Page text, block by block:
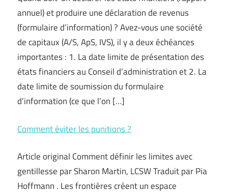
annuel) et produire une déclaration de revenus
(formulaire d’information) ? Avez-vous une société
de capitaux (A/S, ApS, IVS), il y a deux échéances
importantes : 1. La date limite de présentation des
états financiers au Conseil d’administration et 2. La
date limite de soumission du formulaire
d’information (ce que l’on […]
Comment éviter les punitions ?
Article original Comment définir les limites avec
gentillesse par Sharon Martin, LCSW Traduit par Pia
Hoffmann . Les frontières créent un espace